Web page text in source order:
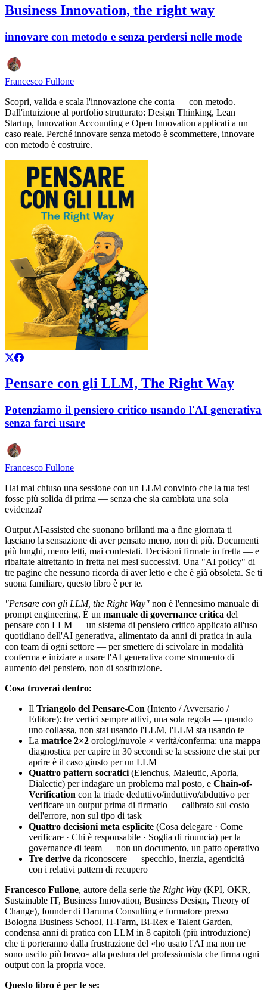
Business Innovation, the right way
innovare con metodo e senza perdersi nelle mode
Francesco Fullone
Scopri, valida e scala l'innovazione che conta — con metodo.
Dall'intuizione al portfolio strutturato: Design Thinking, Lean
Startup, Innovation Accounting e Open Innovation applicati a un
caso reale. Perché innovare senza metodo è scommettere, innovare
con metodo è costruire.
Pensare con gli LLM, The Right Way
Potenziamo il pensiero critico usando l'AI generativa
senza farci usare
Francesco Fullone
Hai mai chiuso una sessione con un LLM convinto che la tua tesi
fosse più solida di prima — senza che sia cambiata una sola
evidenza?
Output AI-assisted che suonano brillanti ma a fine giornata ti
lasciano la sensazione di aver pensato meno, non di più. Documenti
più lunghi, meno letti, mai contestati. Decisioni firmate in fretta — e
ribaltate altrettanto in fretta nei mesi successivi. Una "AI policy" di
tre pagine che nessuno ricorda di aver letto e che è già obsoleta. Se ti
suona familiare, questo libro è per te.
"Pensare con gli LLM, the Right Way" non è l'ennesimo manuale di
prompt engineering. È un manuale di governance critica del
pensare con LLM — un sistema di pensiero critico applicato all'uso
quotidiano dell'AI generativa, alimentato da anni di pratica in aula
con team di ogni settore — per smettere di scivolare in modalità
conferma e iniziare a usare l'AI generativa come strumento di
aumento del pensiero, non di sostituzione.
Cosa troverai dentro:
Il Triangolo del Pensare-Con (Intento / Avversario /
Editore): tre vertici sempre attivi, una sola regola — quando
uno collassa, non stai usando l'LLM, l'LLM sta usando te
La matrice 2×2 orologi/nuvole × verità/conferma: una mappa
diagnostica per capire in 30 secondi se la sessione che stai per
aprire è il caso giusto per un LLM
Quattro pattern socratici (Elenchus, Maieutic, Aporia,
Dialectic) per indagare un problema mal posto, e Chain-of-
Verification con la triade deduttivo/induttivo/abduttivo per
verificare un output prima di firmarlo — calibrato sul costo
dell'errore, non sul tipo di task
Quattro decisioni meta esplicite (Cosa delegare · Come
verificare · Chi è responsabile · Soglia di rinuncia) per la
governance di team — non un documento, un patto operativo
Tre derive da riconoscere — specchio, inerzia, agenticità —
con i relativi pattern di recupero
Francesco Fullone, autore della serie the Right Way (KPI, OKR,
Sustainable IT, Business Innovation, Business Design, Theory of
Change), founder di Daruma Consulting e formatore presso
Bologna Business School, H-Farm, Bi-Rex e Talent Garden,
condensa anni di pratica con LLM in 8 capitoli (più introduzione)
che ti porteranno dalla frustrazione del «ho usato l'AI ma non ne
sono uscito più bravo» alla postura del professionista che firma ogni
output con la propria voce.
Questo libro è per te se: